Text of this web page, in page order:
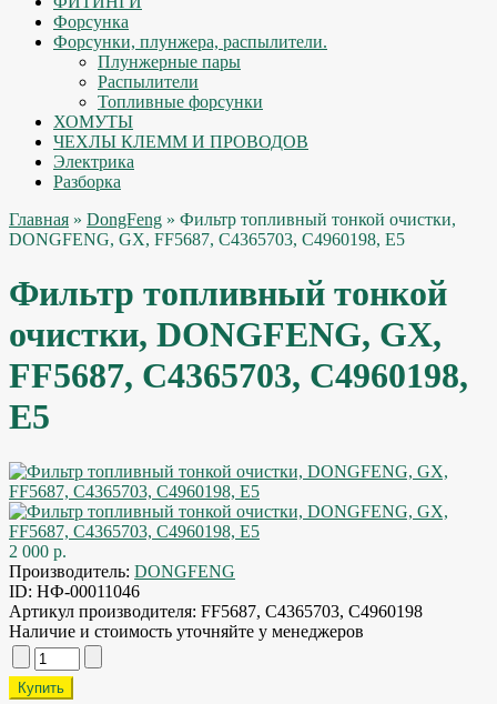
Форсунка
Форсунки, плунжера, распылители.
Плунжерные пары
Распылители
Топливные форсунки
ХОМУТЫ
ЧЕХЛЫ КЛЕММ И ПРОВОДОВ
Электрика
Разборка
Главная » DongFeng » Фильтр топливный тонкой очистки,
DONGFENG, GX, FF5687, C4365703, C4960198, Е5
Фильтр топливный тонкой
очистки, DONGFENG, GX,
FF5687, C4365703, C4960198,
Е5
2 000 р.
Производитель: DONGFENG
ID: НФ-00011046
Артикул производителя: FF5687, C4365703, C4960198
Наличие и стоимость уточняйте у менеджеров